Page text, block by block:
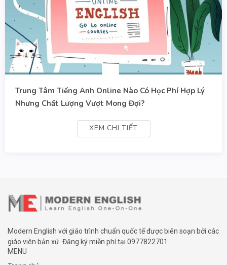
Trung Tâm Tiếng Anh Online Nào Có Học Phí Hợp Lý
Nhưng Chất Lượng Vượt Mong Đợi?
XEM CHI TIẾT
Modern English với giáo trình chuẩn quốc tế được biên soạn bởi các
giáo viên bản xứ. Đăng ký miễn phí tại 0977822701
MENU